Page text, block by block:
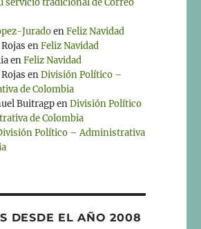
JuradoenFeliz Navidad
enFeliz Navidad
enFeliz Navidad
enDivisión Político –
de Colombia
BuitragpenDivisión Político
de Colombia
Político – Administrativa
DESDE EL AÑO 2008